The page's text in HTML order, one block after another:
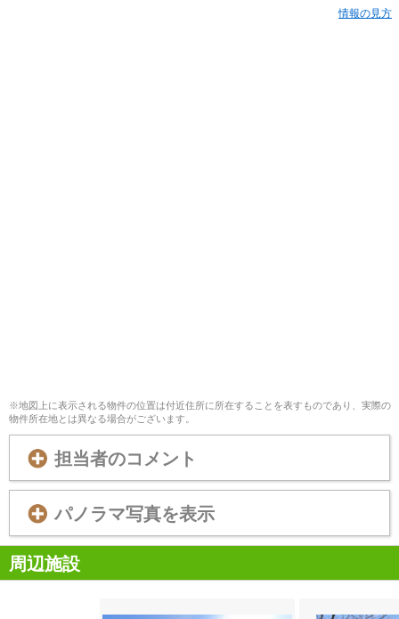
情報の見方
※地図上に表示される物件の位置は付近住所に所在することを表すものであり、実際の
物件所在地とは異なる場合がございます。
担当者のコメント
パノラマ写真を表示
周辺施設